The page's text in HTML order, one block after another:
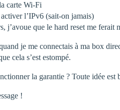
carte Wi-Fi
l’IPv6 (sait-on jamais)
j’avoue que le hard reset me ferait
je me connectais à ma box
cela s’est estompé.
la garantie ? Toute idée est
!